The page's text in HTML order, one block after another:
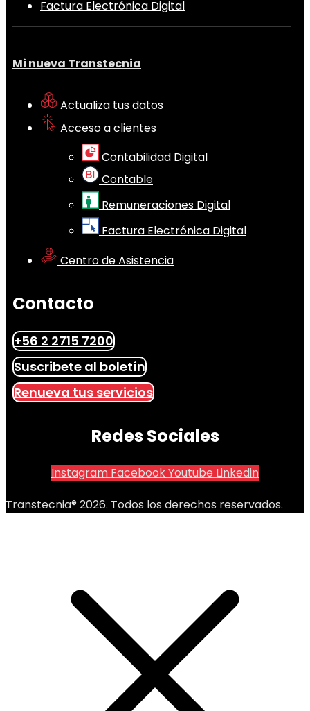
Factura Electrónica Digital
Mi nueva Transtecnia
Actualiza tus datos
Acceso a clientes
Contabilidad Digital
Contable
Remuneraciones Digital
Factura Electrónica Digital
Centro de Asistencia
Contacto
+56 2 2715 7200
Suscribete al boletín
Renueva tus servicios
Redes Sociales
Instagram FacebookYoutube Linkedin
Transtecnia® 2026. Todos los derechos reservados.